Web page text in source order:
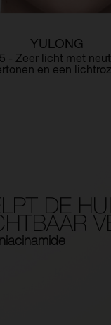
YULONG
- Zeer licht met
en een
DE